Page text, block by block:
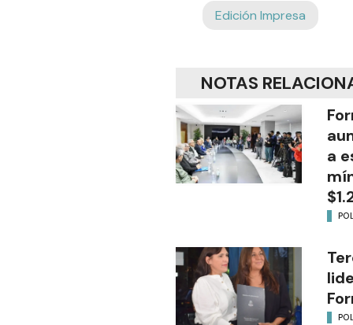
Edición Impresa
NOTAS
a